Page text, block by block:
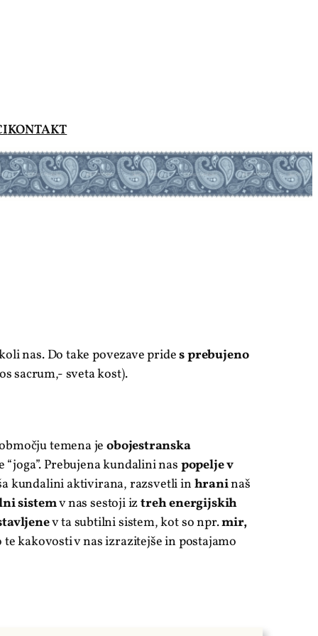
KONTAKT
nas. Do take povezave prides prebujeno
sacrum,- sveta kost).
temena jeobojestranska
Prebujena kundalini nas popelje v
kundalini aktivirana, razsvetli in hraninaš
sistemv nas sestoji iztreh energijskih
v ta subtilni sistem, kot so npr.mir,
kakovosti v nas izrazitejše in postajamo